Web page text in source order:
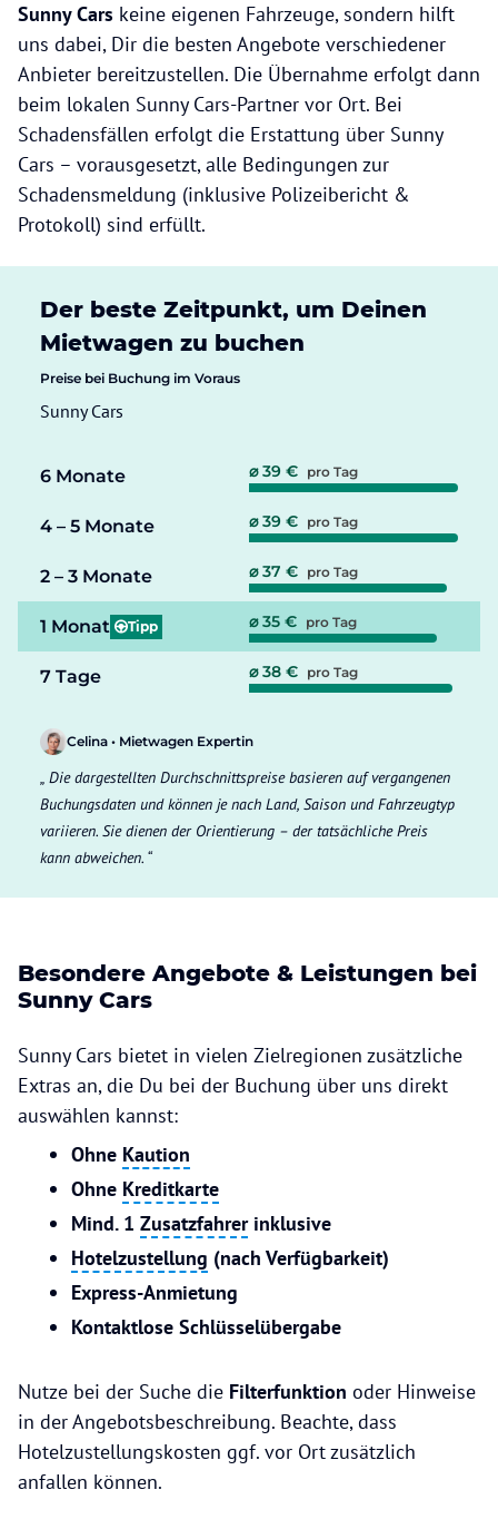
Sunny Cars keine eigenen Fahrzeuge, sondern hilft
uns dabei, Dir die besten Angebote verschiedener
Anbieter bereitzustellen. Die Übernahme erfolgt dann
beim lokalen Sunny Cars-Partner vor Ort. Bei
Schadensfällen erfolgt die Erstattung über Sunny
Cars – vorausgesetzt, alle Bedingungen zur
Schadensmeldung (inklusive Polizeibericht &
Protokoll) sind erfüllt.
Der beste Zeitpunkt, um Deinen
Mietwagen zu buchen
Preise bei Buchung im Voraus
Sunny Cars
6 Monate ⌀ 39 € pro Tag
4 – 5 Monate ⌀ 39 € pro Tag
2 – 3 Monate ⌀ 37 € pro Tag
1 Monat Tipp ⌀ 35 € pro Tag
7 Tage ⌀ 38 € pro Tag
Celina • Mietwagen Expertin
Die dargestellten Durchschnittspreise basieren auf vergangenen
Buchungsdaten und können je nach Land, Saison und Fahrzeugtyp
variieren. Sie dienen der Orientierung – der tatsächliche Preis
kann abweichen.
Besondere Angebote & Leistungen bei
Sunny Cars
Sunny Cars bietet in vielen Zielregionen zusätzliche
Extras an, die Du bei der Buchung über uns direkt
auswählen kannst:
Ohne Kaution
Ohne Kreditkarte
Mind. 1 Zusatzfahrerinklusive
Hotelzustellung (nach Verfügbarkeit)
Express-Anmietung
Kontaktlose Schlüsselübergabe
Nutze bei der Suche die Filterfunktion oder Hinweise
in der Angebotsbeschreibung. Beachte, dass
Hotelzustellungskosten ggf. vor Ort zusätzlich
anfallen können.